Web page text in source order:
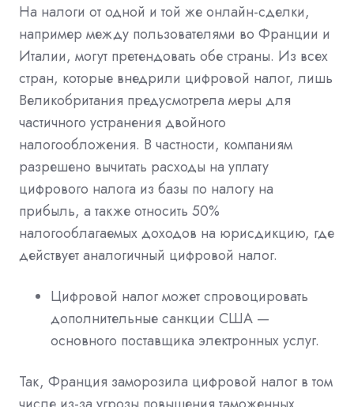
На налоги от одной и той же онлайн-сделки,
например между пользователями во Франции и
Италии, могут претендовать обе страны. Из всех
стран, которые внедрили цифровой налог, лишь
Великобритания предусмотрела меры для
частичного устранения двойного
налогообложения. В частности, компаниям
разрешено вычитать расходы на уплату
цифрового налога из базы по налогу на
прибыль, а также относить 50%
налогооблагаемых доходов на юрисдикцию, где
действует аналогичный цифровой налог.
Цифровой налог может спровоцировать
дополнительные санкции США —
основного поставщика электронных услуг.
Так, Франция заморозила цифровой налог в том